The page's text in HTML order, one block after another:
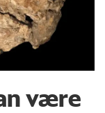
være